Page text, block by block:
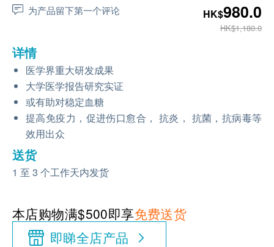
为产品留下第一个评论 HK$980.0
HK$1,180.0
详情
医学界重大研发成果
大学医学报告研究实证
或有助对稳定血糖
提高免疫力，促进伤口愈合， 抗炎， 抗菌，抗病毒等
效用出众
送货
1 至 3 个工作天内发货
本店购物满$500即享免费送货
即睇全店产品